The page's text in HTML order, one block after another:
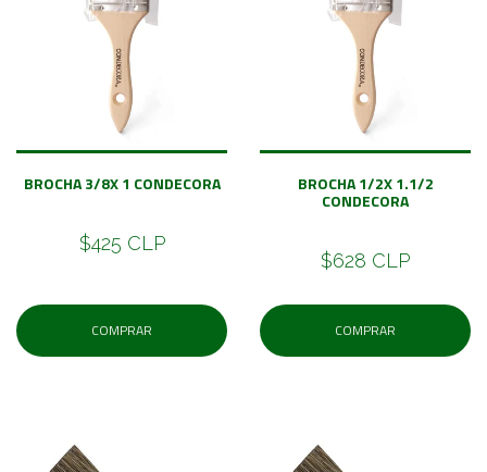
BROCHA 3/8X 1 CONDECORA
$425 CLP
COMPRAR
BROCHA 1/2X 1.1/2
CONDECORA
$628 CLP
COMPRAR